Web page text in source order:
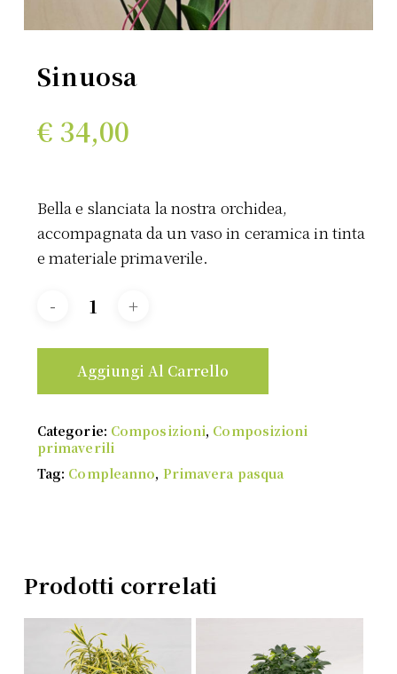
Sinuosa
€34,00
Bella e slanciata la nostra orchidea,
accompagnata da un vaso in ceramica in tinta
e materiale primaverile.
Aggiungi Al Carrello
Categorie: Composizioni, Composizioni
primaverili
Tag: Compleanno, Primavera pasqua
Prodotti correlati